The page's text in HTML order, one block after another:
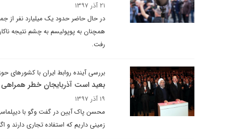
۲۱ آذر ۱۳۹۷
در حال حاضر حدود یک میلیارد نفر
همچنان به پوپولیسم به چشم نتیجه
رفت.
بررسی آینده روابط ایران با کشورهای
بعید است آذربایجان خطر همراهی
۱۹ آذر ۱۳۹۷
محسن پاک آیین در گفت وگو با
زمینی داریم که استفاده تجاری دارند و